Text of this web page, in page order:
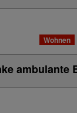
Wohnen
ambulante